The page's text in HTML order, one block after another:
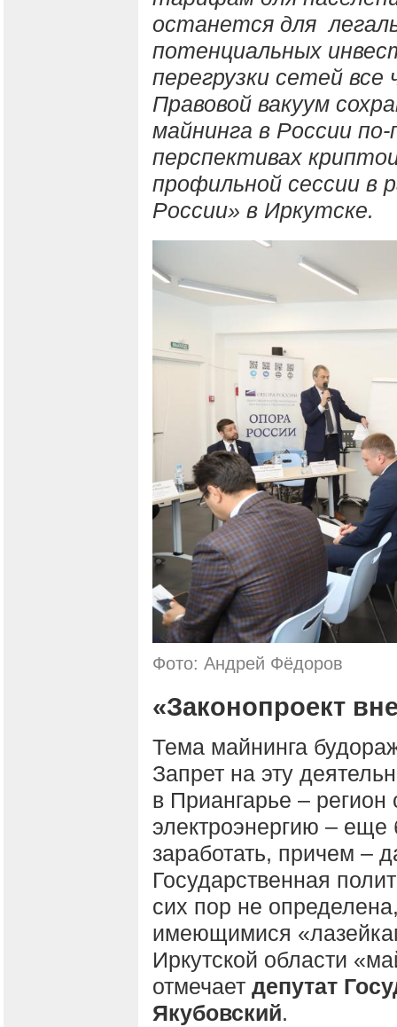
останется для
потенциальных
перегрузки сетей
Правовой вакуум
майнинга в России
перспективах
профильной сессии в
России» в Иркутске.
Фото: Андрей Фёдоров
«Законопроект
Тема майнинга
Запрет на эту
в Приангарье –
электроэнергию –
заработать, причем –
Государственная
сих пор не
имеющимися
Иркутской области
отмечает депутат
Якубовский.